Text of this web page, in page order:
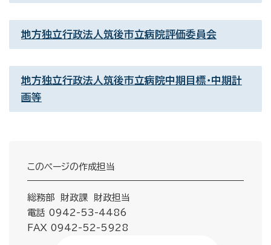
地方独立行政法人筑後市立病院評価委員会
地方独立行政法人筑後市立病院中期目標・中期計
画等
このページの作成担当
総務部 財政課 財政担当
電話 0942-53-4486
FAX 0942-52-5928